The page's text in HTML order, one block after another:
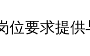
要求提供